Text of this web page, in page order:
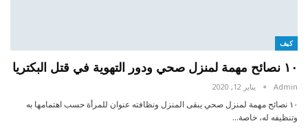
كيف
١٠ نصائح مهمة لمنزل صحي ودور التهوية في قتل البكتريا
Admin يناير 12, 2020
١٠ نصائح مهمة لمنزل صحي يبقى المنزل ونظافته عنوان للمرأة حسب اهتمامها به
وتنظيفه له، خاصة…